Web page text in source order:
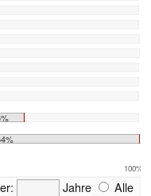
100%
Jahre
Alle